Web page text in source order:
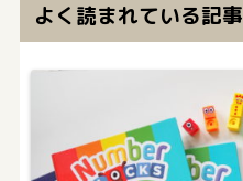
よく読まれている記事